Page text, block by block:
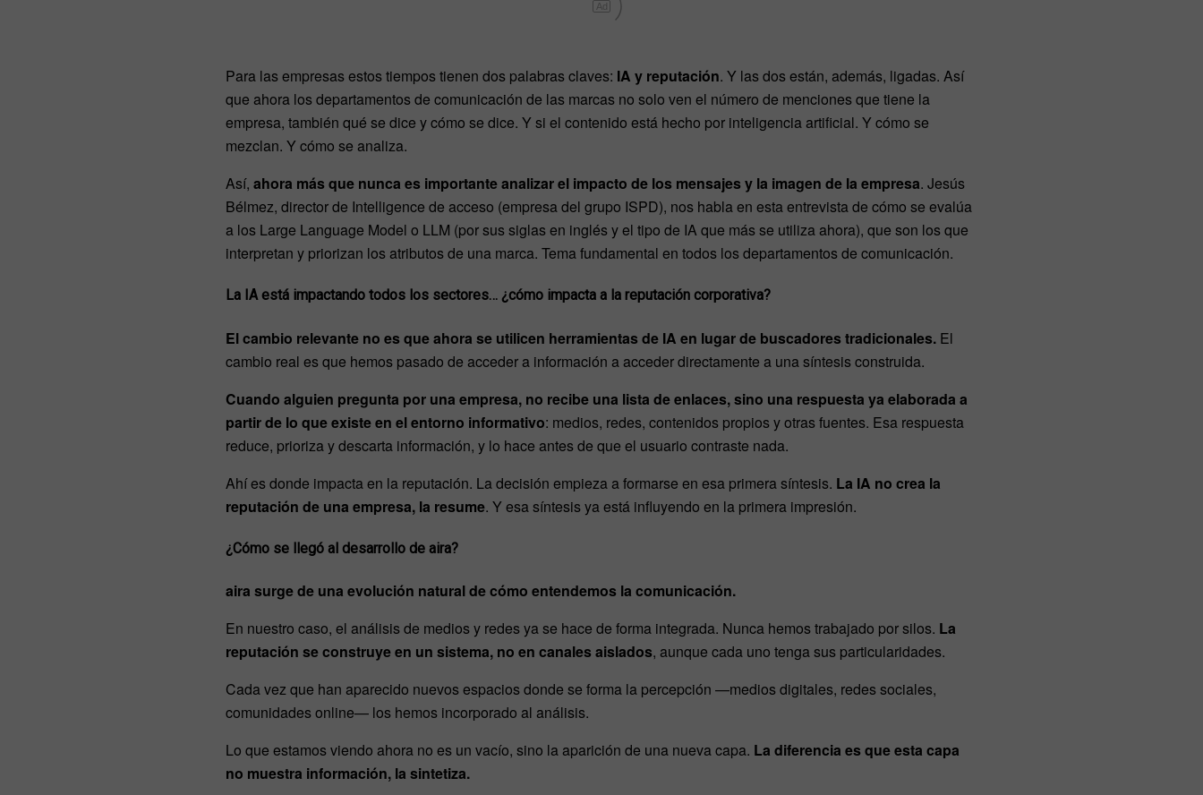
Ad
Para las empresas estos tiempos tienen dos palabras claves: IA y reputación. Y las dos están, además, ligadas. Así
que ahora los departamentos de comunicación de las marcas no solo ven el número de menciones que tiene la
empresa, también qué se dice y cómo se dice. Y si el contenido está hecho por inteligencia artificial. Y cómo se
mezclan. Y cómo se analiza.
Así, ahora más que nunca es importante analizar el impacto de los mensajes y la imagen de la empresa. Jesús
Bélmez, director de Intelligence de acceso (empresa del grupo ISPD), nos habla en esta entrevista de cómo se evalúa
a los Large Language Model o LLM (por sus siglas en inglés y el tipo de IA que más se utiliza ahora), que son los que
interpretan y priorizan los atributos de una marca. Tema fundamental en todos los departamentos de comunicación.
La IA está impactando todos los sectores… ¿cómo impacta a la reputación corporativa?
El cambio relevante no es que ahora se utilicen herramientas de IA en lugar de buscadores tradicionales. El
cambio real es que hemos pasado de acceder a información a acceder directamente a una síntesis construida.
Cuando alguien pregunta por una empresa, no recibe una lista de enlaces, sino una respuesta ya elaborada a
partir de lo que existe en el entorno informativo: medios, redes, contenidos propios y otras fuentes. Esa respuesta
reduce, prioriza y descarta información, y lo hace antes de que el usuario contraste nada.
Ahí es donde impacta en la reputación. La decisión empieza a formarse en esa primera síntesis. La IA no crea la
reputación de una empresa, la resume. Y esa síntesis ya está influyendo en la primera impresión.
¿Cómo se llegó al desarrollo de aira?
aira surge de una evolución natural de cómo entendemos la comunicación.
En nuestro caso, el análisis de medios y redes ya se hace de forma integrada. Nunca hemos trabajado por silos. La
reputación se construye en un sistema, no en canales aislados, aunque cada uno tenga sus particularidades.
Cada vez que han aparecido nuevos espacios donde se forma la percepción —medios digitales, redes sociales,
comunidades online— los hemos incorporado al análisis.
Lo que estamos viendo ahora no es un vacío, sino la aparición de una nueva capa. La diferencia es que esta capa
no muestra información, la sintetiza.